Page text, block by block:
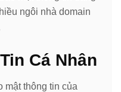
ngôi nhà domain
Cá Nhân
mật thông tin của